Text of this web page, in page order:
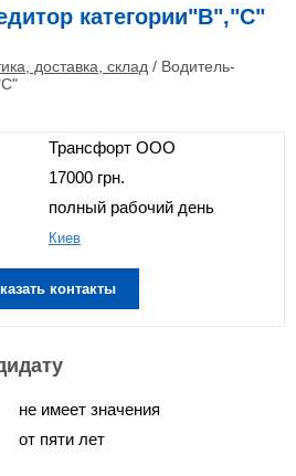
категории"В","С"
доставка, склад / Водитель-
Трансфорт ООО
17000 грн.
полный рабочий день
Киев
контакты
не имеет значения
от пяти лет